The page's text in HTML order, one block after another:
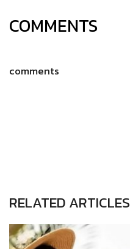
COMMENTS
comments
RELATED ARTICLES